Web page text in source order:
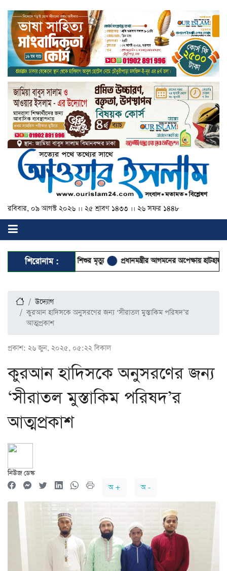
রবিবার, ০৯ আগস্ট ২০২৬ ।। ২৫ শ্রাবণ ১৪৩৩ ।। ২৬ সফর ১৪৪৮
শিরোনাম :
উপসর্গে আরও ৬ শিশুর মৃত্যু প্রধানমন্ত্রীর আগমনের অপেক্ষায় হাটহাজারী
উদ্যোগ
কুরআন হাদিসকে অনুসরণের জন্য ‘সীরাতল মুস্তাকিম পরিষদ’র
আত্মপ্রকাশ
প্রকাশ: ২৬ জুন, ২০২৫, ০৫:২২ বিকাল
কুরআন হাদিসকে অনুসরণের জন্য
‘সীরাতল মুস্তাকিম পরিষদ’র
আত্মপ্রকাশ
নিউজ ডেস্ক
অ +
অ -